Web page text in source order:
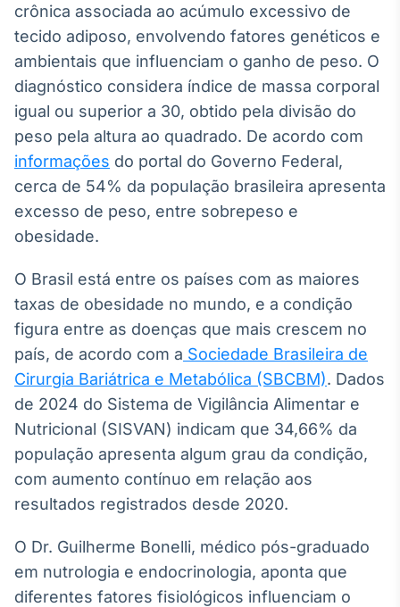
Datafeed
APIs para
integração de
dados
Broadcast
Ticker
Cotações e
headlines de
notícias
Widgets
Componentes
para conteúdos e
Broadcast
Wallboard
dados para
displays e telas
Curadoria
Curadoria de
conteúdos
crônica associada ao acúmulo excessivo de
tecido adiposo, envolvendo fatores genéticos e
ambientais que influenciam o ganho de peso. O
diagnóstico considera índice de massa corporal
igual ou superior a 30, obtido pela divisão do
peso pela altura ao quadrado. De acordo com
informações do portal do Governo Federal,
cerca de 54% da população brasileira apresenta
excesso de peso, entre sobrepeso e
obesidade.
O Brasil está entre os países com as maiores
taxas de obesidade no mundo, e a condição
figura entre as doenças que mais crescem no
país, de acordo com a Sociedade Brasileira de
Cirurgia Bariátrica e Metabólica (SBCBM). Dados
de 2024 do Sistema de Vigilância Alimentar e
Nutricional (SISVAN) indicam que 34,66% da
população apresenta algum grau da condição,
com aumento contínuo em relação aos
resultados registrados desde 2020.
O Dr. Guilherme Bonelli, médico pós-graduado
em nutrologia e endocrinologia, aponta que
diferentes fatores fisiológicos influenciam o